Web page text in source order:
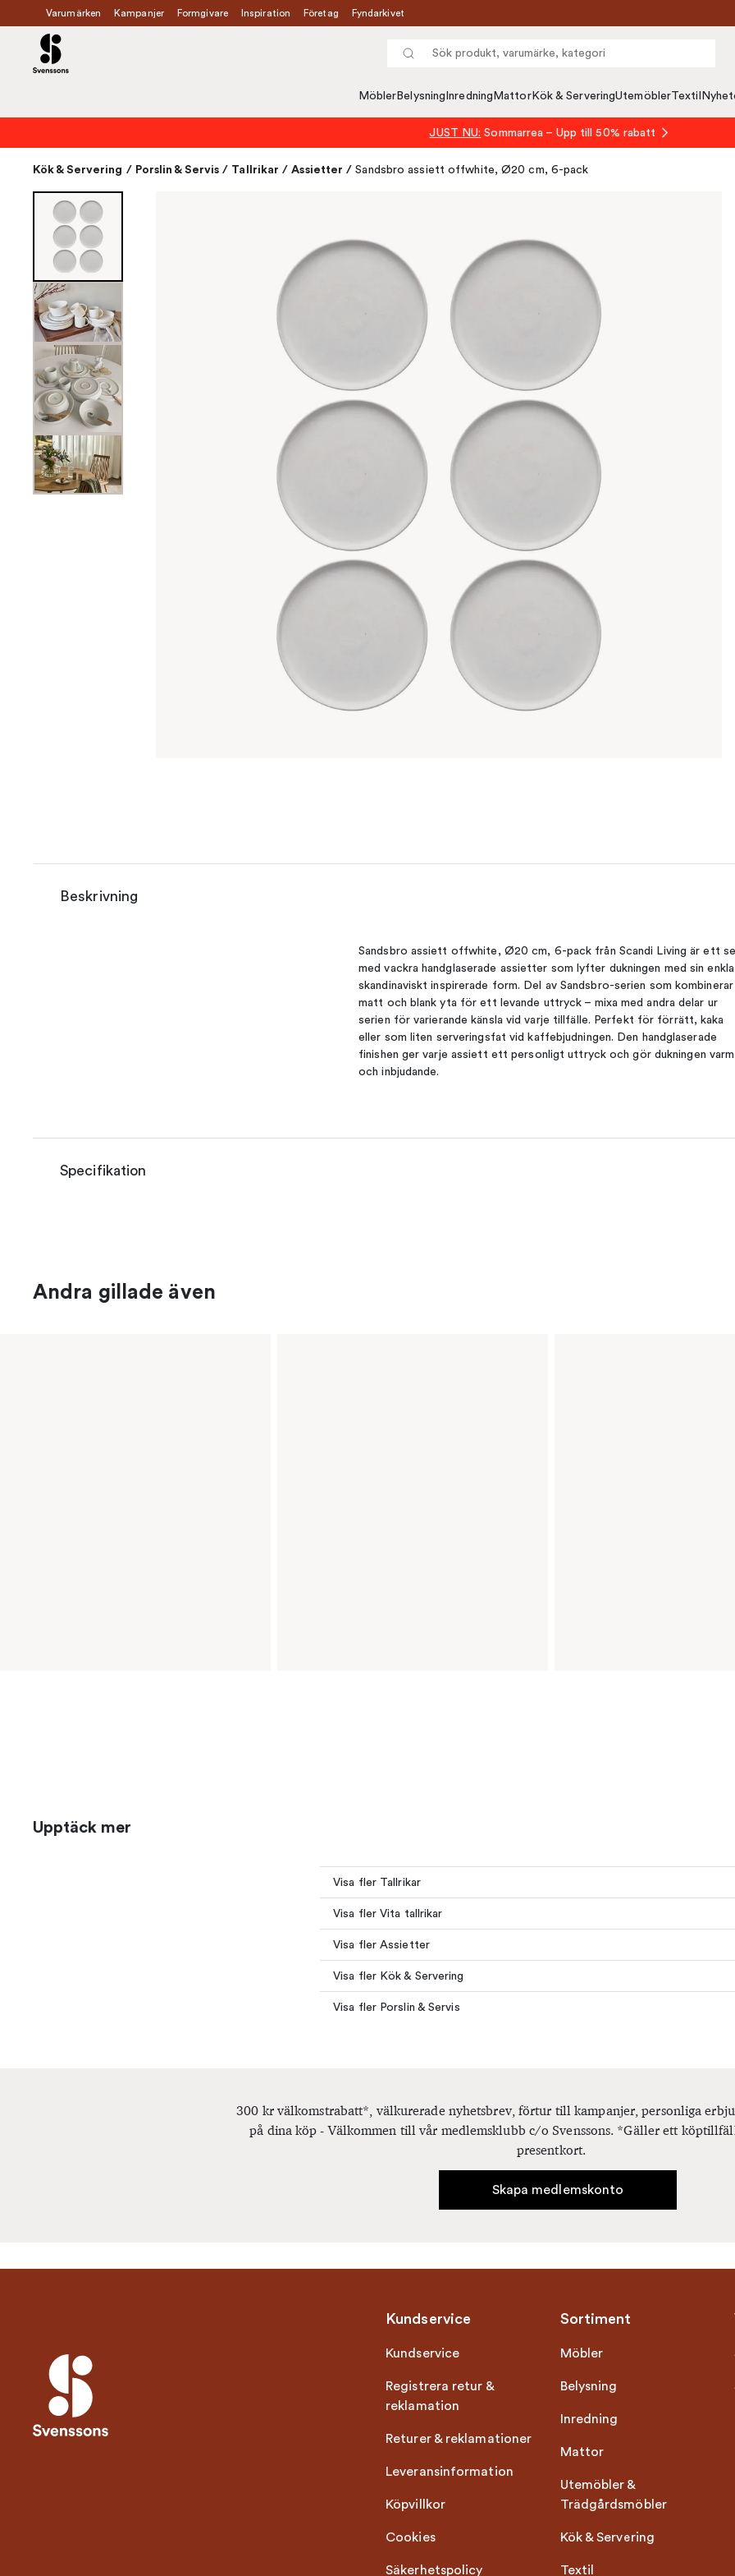
Varumärken Kampanjer Formgivare Inspiration Företag Fyndarkivet
Möbler Belysning Inredning MattorKök & ServeringUtemöblerTextil
JUST NU: Sommarrea – Upp till 50% rabatt
Kök & Servering / Porslin & Servis / Tallrikar / Assietter / Sandsbro assiett offwhite, Ø20 cm, 6-pack
Beskrivning
Sandsbro assiett offwhite, Ø20 cm, 6-pack från Scandi Living är ett
med vackra handglaserade assietter som lyfter dukningen med sin
skandinaviskt inspirerade form. Del av Sandsbro-serien som kombinerar
matt och blank yta för ett levande uttryck – mixa med andra delar ur
serien för varierande känsla vid varje tillfälle. Perfekt för förrätt, kaka
eller som liten serveringsfat vid kaffebjudningen. Den handglaserade
finishen ger varje assiett ett personligt uttryck och gör dukningen varm
och inbjudande.
Specifikation
Andra gillade även
Upptäck mer
Visa fler Tallrikar
Visa fler Vita tallrikar
Visa fler Assietter
Visa fler Kök & Servering
Visa fler Porslin & Servis
300 kr välkomstrabatt*, välkurerade nyhetsbrev, förtur till kampanjer, personliga
på dina köp - Välkommen till vår medlemsklubb c/o Svenssons. *Gäller ett
presentkort.
Skapa medlemskonto
Kundservice
Kundservice
Registrera retur &
reklamation
Returer & reklamationer
Leveransinformation
Köpvillkor
Cookies
Säkerhetspolicy
Sortiment
Möbler
Belysning
Inredning
Mattor
Utemöbler &
Trädgårdsmöbler
Kök & Servering
Textil